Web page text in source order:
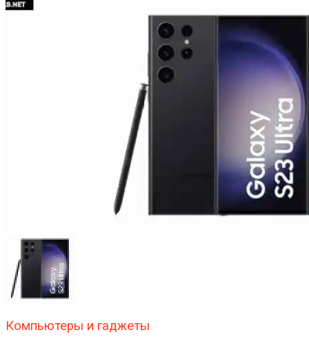
Компьютеры и гаджеты